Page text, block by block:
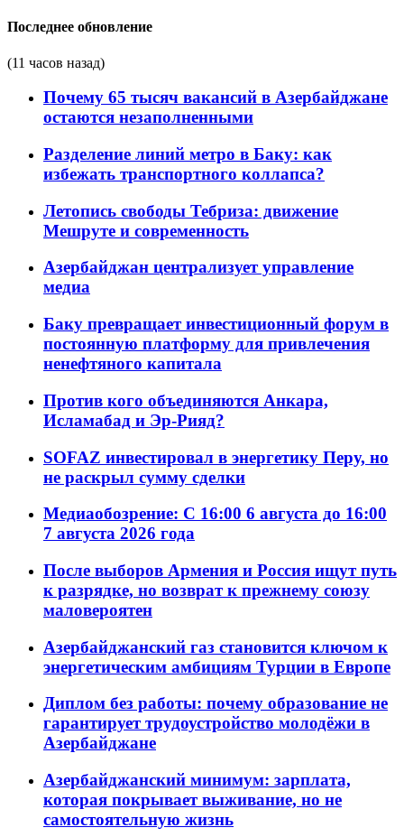
Последнее обновление
(11 часов назад)
Почему 65 тысяч вакансий в Азербайджане
остаются незаполненными
Разделение линий метро в Баку: как
избежать транспортного коллапса?
Летопись свободы Тебриза: движение
Мешруте и современность
Азербайджан централизует управление
медиа
Баку превращает инвестиционный форум в
постоянную платформу для привлечения
ненефтяного капитала
Против кого объединяются Анкара,
Исламабад и Эр-Рияд?
SOFAZ инвестировал в энергетику Перу, но
не раскрыл сумму сделки
Медиаобозрение: С 16:00 6 августа до 16:00
7 августа 2026 года
После выборов Армения и Россия ищут путь
к разрядке, но возврат к прежнему союзу
маловероятен
Азербайджанский газ становится ключом к
энергетическим амбициям Турции в Европе
Диплом без работы: почему образование не
гарантирует трудоустройство молодёжи в
Азербайджане
Азербайджанский минимум: зарплата,
которая покрывает выживание, но не
самостоятельную жизнь